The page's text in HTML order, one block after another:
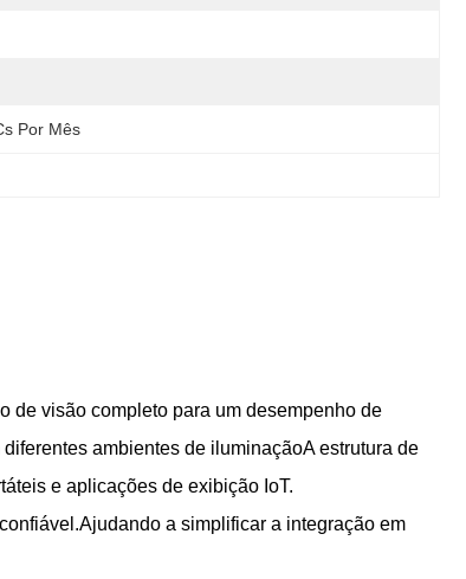
Por Mês
de visão completo para um desempenho de
ambientes de iluminaçãoA estrutura de
e aplicações de exibição IoT.
a simplificar a integração em